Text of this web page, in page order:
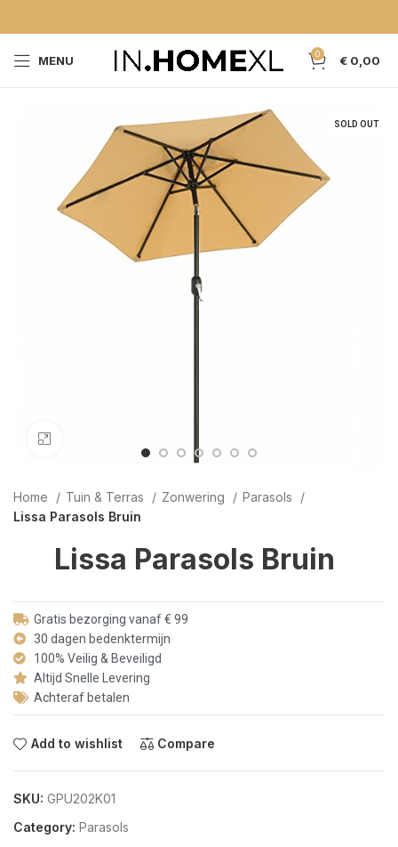
MENU 0 € 0,00
SOLD OUT
Home Tuin & Terras Zonwering
Parasols
Lissa Parasols Bruin
Lissa Parasols Bruin
Gratis bezorging vanaf € 99
30 dagen bedenktermijn
100% Veilig & Beveiligd
Altijd Snelle Levering
Achteraf betalen
Add to wishlist Compare
SKU: GPU202K01
Category: Parasols